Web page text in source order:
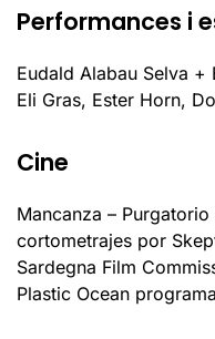
Performances i
Eudald Alabau Selva +
Eli Gras, Ester Horn,
Cine
Mancanza –
cortometrajes por
Sardegna Film
Plastic Ocean